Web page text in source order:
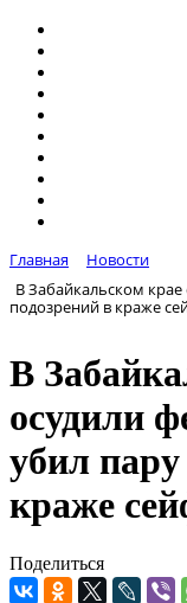
Главная
Новости
В Забайкальском
подозрений в краже
В
осудили
убил пару
краже
Поделиться